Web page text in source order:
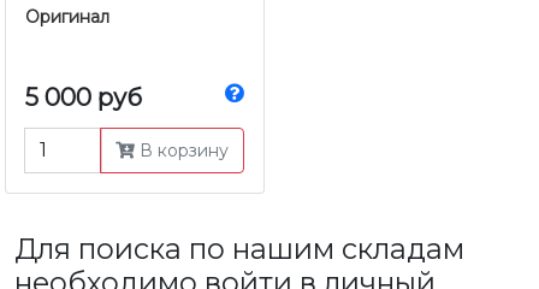
Оригинал
5 000 руб
В корзину
Для поиска по нашим складам